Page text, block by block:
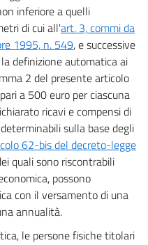
INVESTIMENTI
inferiore a quelli
di cui all'art. 3, commi da
1995, n. 549, e successive
definizione automatica ai
2 del presente articolo
a 500 euro per ciascuna
ricavi e compensi di
sulla base degli
62-bis del decreto-legge
quali sono riscontrabili
possono
con il versamento di una
annualità.
le persone fisiche titolari